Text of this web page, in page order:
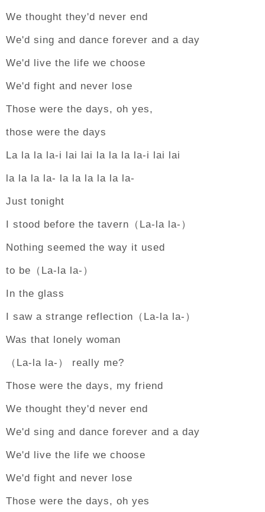
We thought they'd never end
We'd sing and dance forever and a day
We'd live the life we choose
We'd fight and never lose
Those were the days, oh yes,
those were the days
La la la la-i lai lai la la la la-i lai lai
la la la la- la la la la la la-
Just tonight
I stood before the tavern（La-la la-）
Nothing seemed the way it used
to be（La-la la-）
In the glass
I saw a strange reflection（La-la la-）
Was that lonely woman
（La-la la-） really me?
Those were the days, my friend
We thought they'd never end
We'd sing and dance forever and a day
We'd live the life we choose
We'd fight and never lose
Those were the days, oh yes